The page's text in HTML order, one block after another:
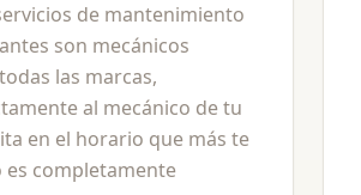
de mantenimiento
son mecánicos
las marcas,
al mecánico de tu
en el horario que más te
es completamente